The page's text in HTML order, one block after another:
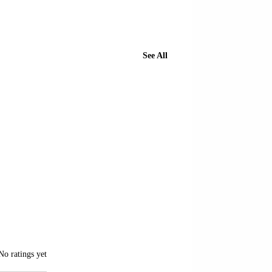
See All
RRUGA “RAMADAN
ÇITAKU”; LAGJJA
5 stars.
ratings yet